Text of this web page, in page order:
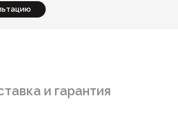
и гарантия